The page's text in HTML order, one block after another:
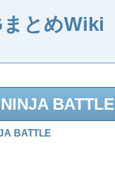
とめWiki
BATTLE
BATTLE